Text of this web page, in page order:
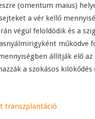
(omentum maius)
a vér kellő
végül feloldódik és a
működve
állítják elő az
a szokásos kilökődés